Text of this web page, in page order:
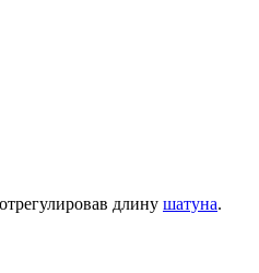
длину шатуна.